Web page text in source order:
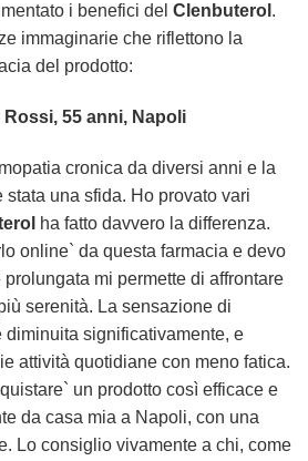
i benefici del Clenbuterol .
immaginarie che riflettono la
del prodotto:
55 anni, Napoli
cronica da diversi anni e la
stata una sfida. Ho provato vari
ha fatto davvero la differenza.
online` da questa farmacia e devo
mi permette di affrontare
serenità. La sensazione di
diminuita significativamente, e
attività quotidiane con meno fatica.
un prodotto così efficace e
da casa mia a Napoli, con una
Lo consiglio vivamente a chi, come